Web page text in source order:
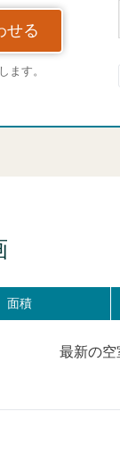
せる
ます。
面積
最新の空